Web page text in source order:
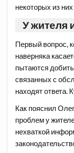
некоторых из
У жителя
Первый вопрос,
наверняка
пытаются
связанных с
находят ответа.
Как пояснил
проблем у
нехваткой